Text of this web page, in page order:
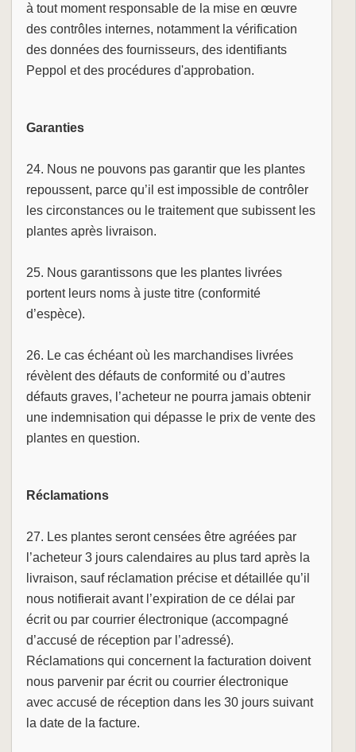
à tout moment responsable de la mise en œuvre
des contrôles internes, notamment la vérification
des données des fournisseurs, des identifiants
Peppol et des procédures d'approbation.
Garanties
24. Nous ne pouvons pas garantir que les plantes
repoussent, parce qu’il est impossible de contrôler
les circonstances ou le traitement que subissent les
plantes après livraison.
25. Nous garantissons que les plantes livrées
portent leurs noms à juste titre (conformité
d’espèce).
26. Le cas échéant où les marchandises livrées
révèlent des défauts de conformité ou d’autres
défauts graves, l’acheteur ne pourra jamais obtenir
une indemnisation qui dépasse le prix de vente des
plantes en question.
Réclamations
27. Les plantes seront censées être agréées par
l’acheteur 3 jours calendaires au plus tard après la
livraison, sauf réclamation précise et détaillée qu’il
nous notifierait avant l’expiration de ce délai par
écrit ou par courrier électronique (accompagné
d’accusé de réception par l’adressé).
Réclamations qui concernent la facturation doivent
nous parvenir par écrit ou courrier électronique
avec accusé de réception dans les 30 jours suivant
la date de la facture.